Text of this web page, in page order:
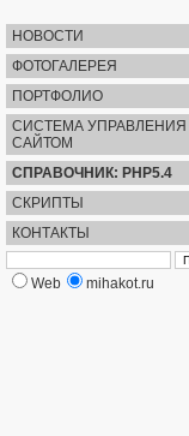
НОВОСТИ
ФОТОГАЛЕРЕЯ
ПОРТФОЛИО
СИСТЕМА УПРАВЛЕНИЯ
САЙТОМ
СПРАВОЧНИК: PHP5.4
СКРИПТЫ
КОНТАКТЫ
Web mihakot.ru